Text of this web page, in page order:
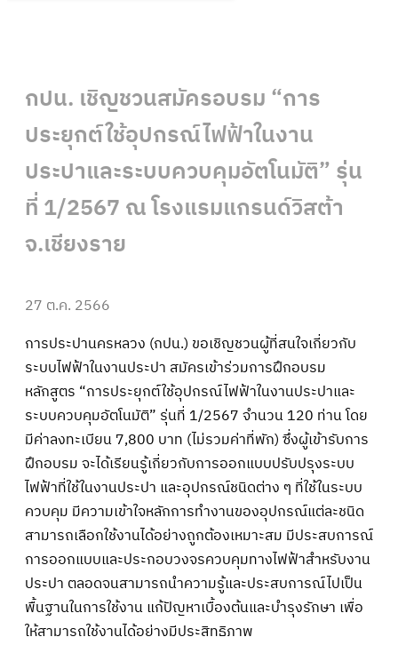
กปน. เชิญชวนสมัครอบรม “การ
ประยุกต์ใช้อุปกรณ์ไฟฟ้าในงาน
ประปาและระบบควบคุมอัตโนมัติ” รุ่น
ที่ 1/2567 ณ โรงแรมแกรนด์วิสต้า
จ.เชียงราย
27 ต.ค. 2566
การประปานครหลวง (กปน.) ขอเชิญชวนผู้ที่สนใจเกี่ยวกับ
ระบบไฟฟ้าในงานประปา สมัครเข้าร่วมการฝึกอบรม
หลักสูตร “การประยุกต์ใช้อุปกรณ์ไฟฟ้าในงานประปาและ
ระบบควบคุมอัตโนมัติ” รุ่นที่ 1/2567 จำนวน 120 ท่าน โดย
มีค่าลงทะเบียน 7,800 บาท (ไม่รวมค่าที่พัก) ซึ่งผู้เข้ารับการ
ฝึกอบรม จะได้เรียนรู้เกี่ยวกับการออกแบบปรับปรุงระบบ
ไฟฟ้าที่ใช้ในงานประปา และอุปกรณ์ชนิดต่าง ๆ ที่ใช้ในระบบ
ควบคุม มีความเข้าใจหลักการทำงานของอุปกรณ์แต่ละชนิด
สามารถเลือกใช้งานได้อย่างถูกต้องเหมาะสม มีประสบการณ์
การออกแบบและประกอบวงจรควบคุมทางไฟฟ้าสำหรับงาน
ประปา ตลอดจนสามารถนำความรู้และประสบการณ์ไปเป็น
พื้นฐานในการใช้งาน แก้ปัญหาเบื้องต้นและบำรุงรักษา เพื่อ
ให้สามารถใช้งานได้อย่างมีประสิทธิภาพ